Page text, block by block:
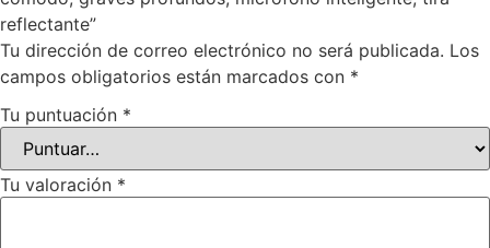
reflectante”
Tu dirección de correo electrónico no será publicada. Los
campos obligatorios están marcados con *
Tu puntuación *
Tu valoración *